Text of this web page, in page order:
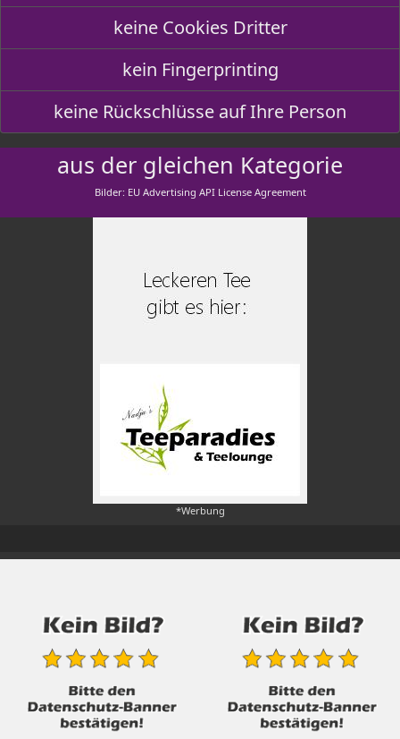
keine Cookies Dritter
kein Fingerprinting
keine Rückschlüsse auf Ihre Person
aus der gleichen Kategorie
Bilder: EU Advertising API License Agreement
*Werbung